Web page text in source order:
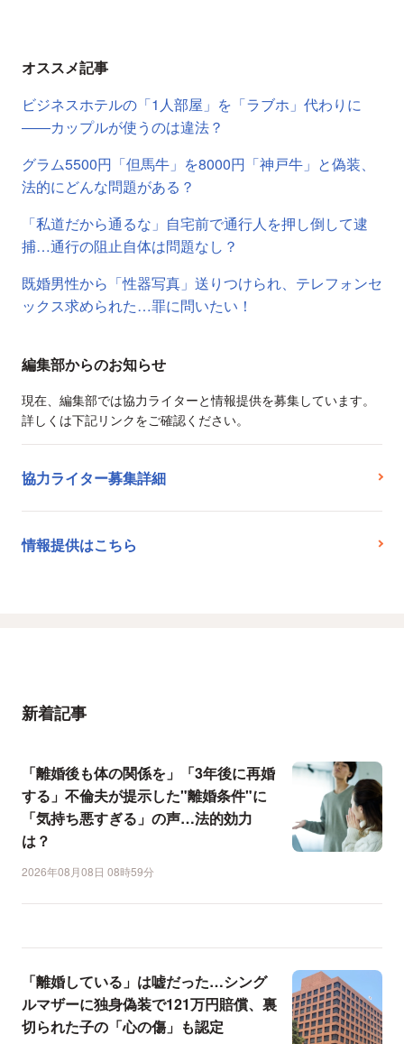
オススメ記事
ビジネスホテルの「1人部屋」を「ラブホ」代わりに
――カップルが使うのは違法？
グラム5500円「但馬牛」を8000円「神戸牛」と偽装、
法的にどんな問題がある？
「私道だから通るな」自宅前で通行人を押し倒して逮
捕…通行の阻止自体は問題なし？
既婚男性から「性器写真」送りつけられ、テレフォンセ
ックス求められた…罪に問いたい！
編集部からのお知らせ
現在、編集部では協力ライターと情報提供を募集しています。
詳しくは下記リンクをご確認ください。
協力ライター募集詳細
情報提供はこちら
新着記事
「離婚後も体の関係を」「3年後に再婚
する」不倫夫が提示した"離婚条件"に
「気持ち悪すぎる」の声…法的効力
は？
2026年08月08日 08時59分
「離婚している」は嘘だった…シング
ルマザーに独身偽装で121万円賠償、裏
切られた子の「心の傷」も認定